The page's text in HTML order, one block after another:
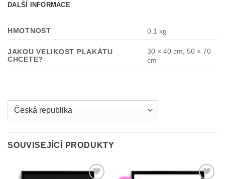
DALŠÍ INFORMACE
HMOTNOST 0.1 kg
JAKOU VELIKOST PLAKÁTU
CHCETE?
30 × 40 cm, 50 × 70
cm
Country
SOUVISEJÍCÍ PRODUKTY